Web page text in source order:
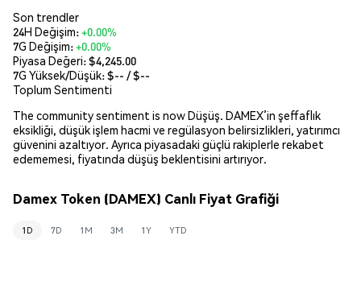
Son trendler
24H Değişim:+0.00%
7G Değişim:+0.00%
Piyasa Değeri:$4,245.00
7G Yüksek/Düşük: $-- / $--
Toplum Sentimenti
The community sentiment is now Düşüş. DAMEX’in şeffaflık
eksikliği, düşük işlem hacmi ve regülasyon belirsizlikleri, yatırımcı
güvenini azaltıyor. Ayrıca piyasadaki güçlü rakiplerle rekabet
edememesi, fiyatında düşüş beklentisini artırıyor.
Damex Token (DAMEX) Canlı Fiyat Grafiği
1D 7D 1M 3M 1Y YTD